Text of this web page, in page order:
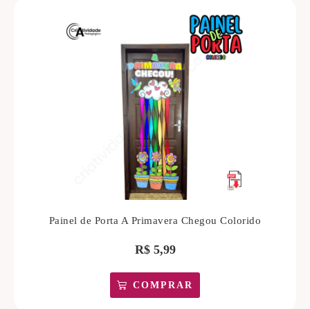
Painel de Porta A Primavera Chegou Colorido
R$5,99
COMPRAR